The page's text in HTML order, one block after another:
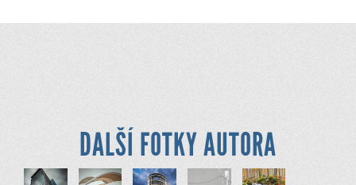
DALŠÍ FOTKY AUTORA